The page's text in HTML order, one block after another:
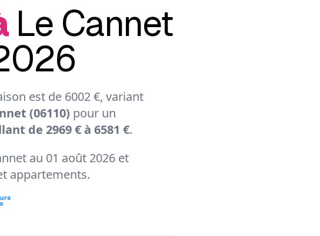
Le Cannet
est de 6002 €, variant
(06110) pour un
de 2969 € à 6581 €.
au 01 août 2026 et
appartements.